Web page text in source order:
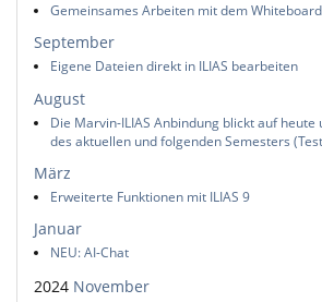
Gemeinsames Arbeiten mit dem Whiteboard
September
Eigene Dateien direkt in ILIAS bearbeiten
August
Die Marvin-ILIAS Anbindung blickt auf
des aktuellen und folgenden Semesters
März
Erweiterte Funktionen mit ILIAS 9
Januar
NEU: AI-Chat
2024 November